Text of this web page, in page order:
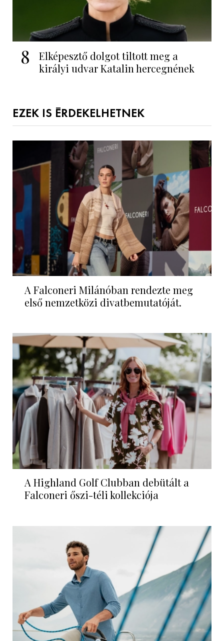
8
Elképesztő dolgot tiltott meg a
királyi udvar Katalin hercegnének
EZEK IS ÉRDEKELHETNEK
A Falconeri Milánóban rendezte meg
első nemzetközi divatbemutatóját.
A Highland Golf Clubban debütált a
Falconeri őszi-téli kollekciója